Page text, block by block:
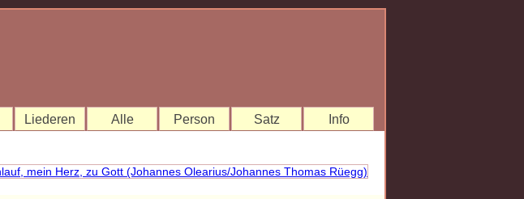
Liederen Alle Person Satz Info